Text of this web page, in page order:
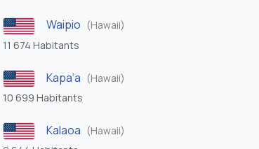
Waipio (Hawaii)
11 674 Habitants
Kapa‘a (Hawaii)
10 699 Habitants
Kalaoa (Hawaii)